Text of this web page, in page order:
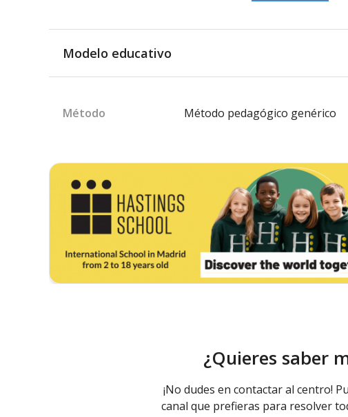
Modelo educativo
Método Método pedagógico genérico
¿Quieres saber
¡No dudes en contactar al centro!
canal que prefieras para resolver